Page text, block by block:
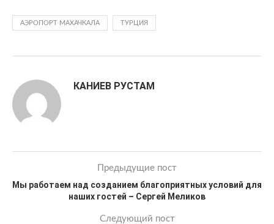
АЭРОПОРТ МАХАЧКАЛА ТУРЦИЯ
КАНИЕВ РУСТАМ
Предыдущие пост
Мы работаем над созданием благоприятных условий для
наших гостей – Сергей Меликов
Следующий пост